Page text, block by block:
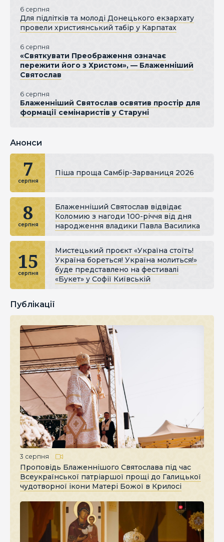
6 серпня
Для підлітків та молоді Донецького екзархату
провели християнський табір у Карпатах
6 серпня
«Святкувати Преображення означає
пережити його з Христом», — Блаженніший
Святослав
6 серпня
Блаженніший Святослав освятив простір для
формації семінаристів у Старуні
Анонси
7
серпня
Піша проща Самбір-Зарваниця 2026
8
серпня
Блаженніший Святослав відвідає
Коломию з нагоди 100-річчя від дня
народження владики Павла Василика
15
серпня
Мистецький проєкт «Україна стоїть!
Україна бореться! Україна молиться!»
буде представлено на фестивалі
«Букет» у Софії Київській
Публікації
3 серпня
Проповідь Блаженнішого Святослава під час
Всеукраїнської патріаршої прощі до Галицької
чудотворної ікони Матері Божої в Крилосі